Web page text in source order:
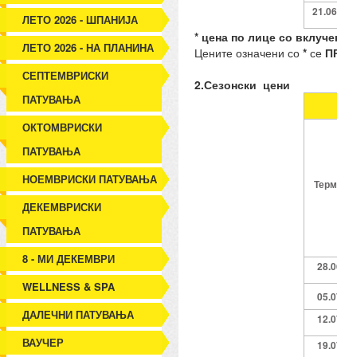
ЛЕТО 2026 - ШПАНИЈА
ЛЕТО 2026 - НА ПЛАНИНА
СЕПТЕМВРИСКИ
ПАТУВАЊА
ОКТОМВРИСКИ
ПАТУВАЊА
НОЕМВРИСКИ ПАТУВАЊА
ДЕКЕМВРИСКИ
ПАТУВАЊА
8 - МИ ДЕКЕМВРИ
WELLNESS & SPA
ДАЛЕЧНИ ПАТУВАЊА
ВАУЧЕР
21.06
* цена по лице со
Цените означени со * се
2.Сезонски цени
28
0